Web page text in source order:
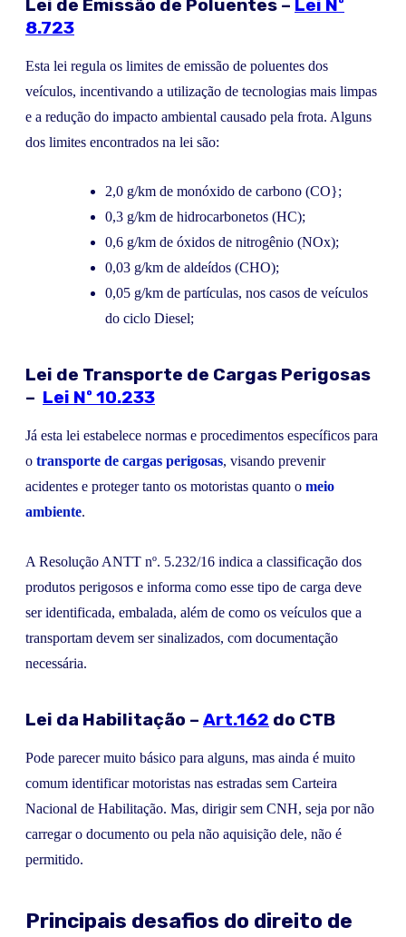
Lei de Emissão de Poluentes – Lei Nº
8.723
Esta lei regula os limites de emissão de poluentes dos
veículos, incentivando a utilização de tecnologias mais limpas
e a redução do impacto ambiental causado pela frota. Alguns
dos limites encontrados na lei são:
2,0 g/km de monóxido de carbono (CO};
0,3 g/km de hidrocarbonetos (HC);
0,6 g/km de óxidos de nitrogênio (NOx);
0,03 g/km de aldeídos (CHO);
0,05 g/km de partículas, nos casos de veículos
do ciclo Diesel;
Lei de Transporte de Cargas Perigosas
– Lei Nº 10.233
Já esta lei estabelece normas e procedimentos específicos para
o transporte de cargas perigosas, visando prevenir
acidentes e proteger tanto os motoristas quanto o meio
ambiente.
A Resolução ANTT nº. 5.232/16 indica a classificação dos
produtos perigosos e informa como esse tipo de carga deve
ser identificada, embalada, além de como os veículos que a
transportam devem ser sinalizados, com documentação
necessária.
Lei da Habilitação – Art.162 do CTB
Pode parecer muito básico para alguns, mas ainda é muito
comum identificar motoristas nas estradas sem Carteira
Nacional de Habilitação. Mas, dirigir sem CNH, seja por não
carregar o documento ou pela não aquisição dele, não é
permitido.
Principais desafios do direito de